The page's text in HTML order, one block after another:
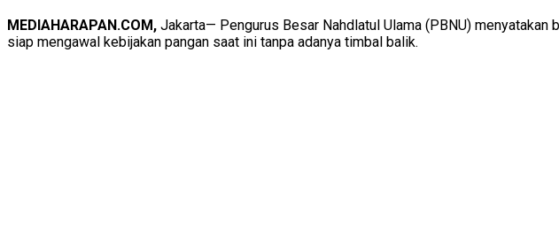
MEDIAHARAPAN.COM, Jakarta— Pengurus Besar Nahdlatul Ulama (PBNU)
siap mengawal kebijakan pangan saat ini tanpa adanya timbal balik.